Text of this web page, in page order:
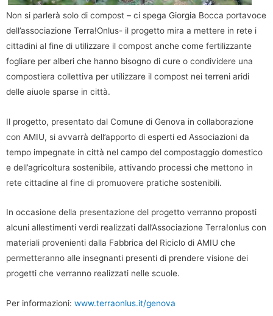
Non si parlerà solo di compost – ci spega Giorgia Bocca portavoce
dell’associazione Terra!Onlus- il progetto mira a mettere in rete i
cittadini al fine di utilizzare il compost anche come fertilizzante
fogliare per alberi che hanno bisogno di cure o condividere una
compostiera collettiva per utilizzare il compost nei terreni aridi
delle aiuole sparse in città.
Il progetto, presentato dal Comune di Genova in collaborazione
con AMIU, si avvarrà dell’apporto di esperti ed Associazioni da
tempo impegnate in città nel campo del compostaggio domestico
e dell’agricoltura sostenibile, attivando processi che mettono in
rete cittadine al fine di promuovere pratiche sostenibili.
In occasione della presentazione del progetto verranno proposti
alcuni allestimenti verdi realizzati dall’Associazione Terra!onlus con
materiali provenienti dalla Fabbrica del Riciclo di AMIU che
permetteranno alle insegnanti presenti di prendere visione dei
progetti che verranno realizzati nelle scuole.
Per informazioni: www.terraonlus.it/genova